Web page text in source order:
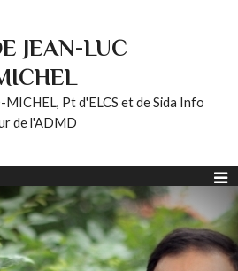
JEAN-LUC
MICHEL, Pt d'ELCS et de Sida Info
de l'ADMD